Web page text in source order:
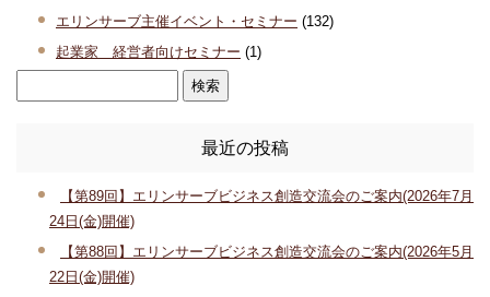
エリンサーブ主催イベント・セミナー (132)
起業家 経営者向けセミナー (1)
最近の投稿
【第89回】エリンサーブビジネス創造交流会のご案内(2026年7月
24日(金)開催)
【第88回】エリンサーブビジネス創造交流会のご案内(2026年5月
22日(金)開催)